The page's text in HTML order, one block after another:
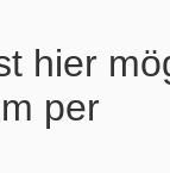
hier
per